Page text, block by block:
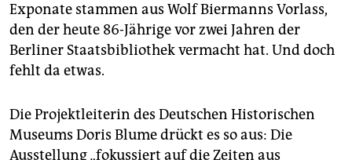
Exponate stammen aus Wolf Biermanns Vorlass,
den der heute 86-Jährige vor zwei Jahren der
Berliner Staatsbibliothek vermacht hat. Und doch
fehlt da etwas.
Die Projektleiterin des Deutschen Historischen
Museums Doris Blume drückt es so aus: Die
Ausstellung „fokussiert auf die Zeiten aus